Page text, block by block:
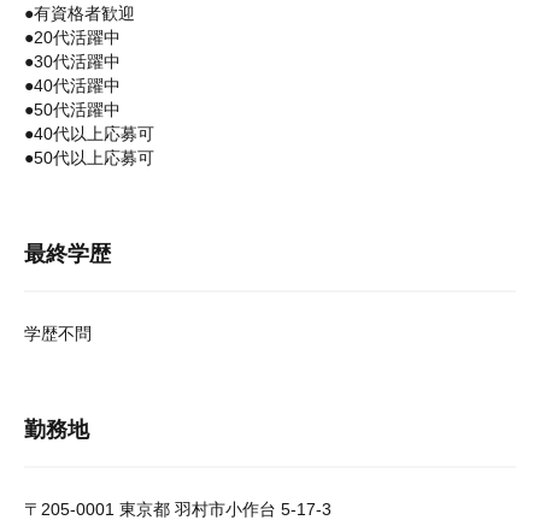
●有資格者歓迎
●20代活躍中
●30代活躍中
●40代活躍中
●50代活躍中
●40代以上応募可
●50代以上応募可
最終学歴
学歴不問
勤務地
〒205-0001 東京都 羽村市小作台 5-17-3